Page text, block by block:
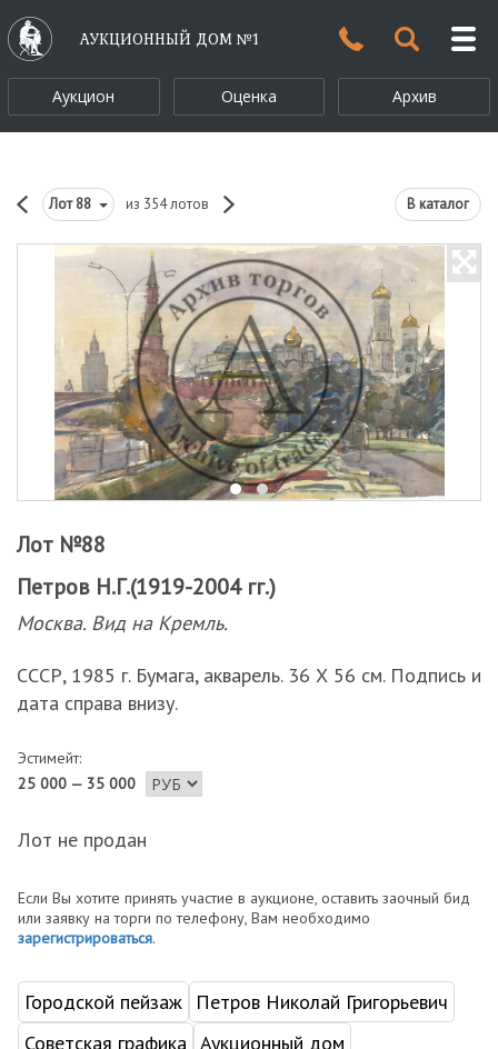
АУКЦИОННЫЙ ДОМ №1
Аукцион Оценка Архив
Лот88 из 354 лотов В каталог
Лот №88
Петров Н.Г.(1919-2004 гг.)
Москва. Вид на Кремль.
СССР, 1985 г. Бумага, акварель. 36 Х 56 см. Подпись и
дата справа внизу.
Эстимейт:
25 000 — 35 000
Лот не продан
Если Вы хотите принять участие в аукционе, оставить заочный бид
или заявку на торги по телефону, Вам необходимо
зарегистрироваться.
Городской пейзаж
Петров Николай Григорьевич
Советская графика Аукционный дом